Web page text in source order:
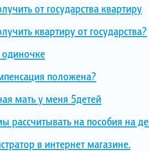
от государства квартиру
квартиру от государства?
одиночке
положена?
мать у меня 5детей
на пособия на
в интернет магазине.